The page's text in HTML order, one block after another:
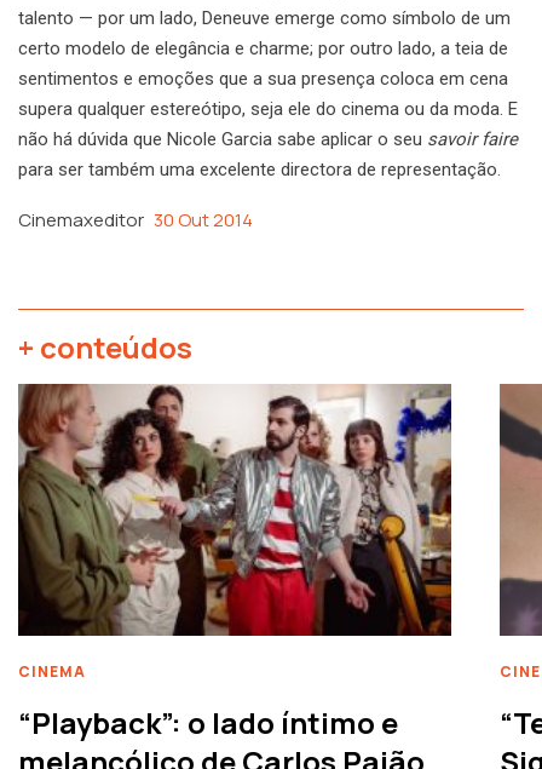
talento — por um lado, Deneuve emerge como símbolo de um
certo modelo de elegância e charme; por outro lado, a teia de
sentimentos e emoções que a sua presença coloca em cena
supera qualquer estereótipo, seja ele do cinema ou da moda. E
não há dúvida que Nicole Garcia sabe aplicar o seu savoir faire
para ser também uma excelente directora de representação.
Cinemaxeditor 30 Out 2014
+ conteúdos
CINEMA
“Playback”: o lado íntimo e